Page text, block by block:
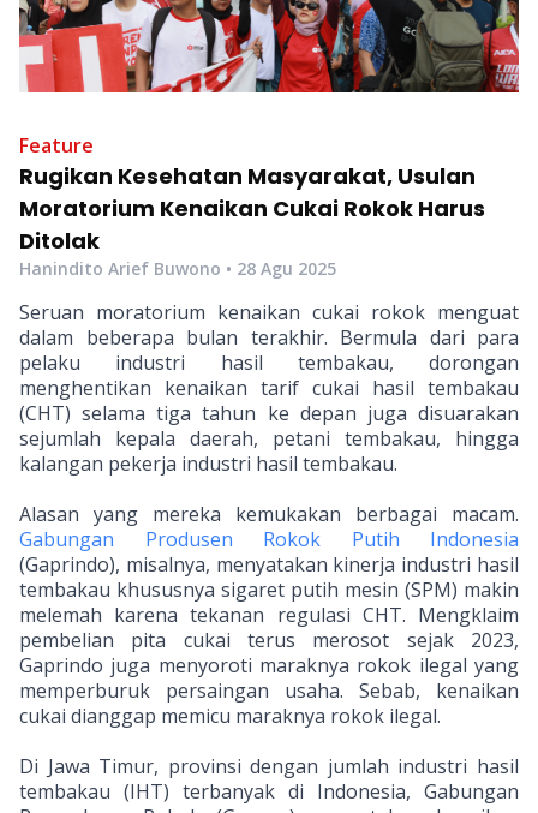
Feature
Rugikan Kesehatan Masyarakat, Usulan
Moratorium Kenaikan Cukai Rokok Harus
Ditolak
Hanindito Arief Buwono • 28 Agu 2025
Seruan moratorium kenaikan cukai rokok menguat
dalam beberapa bulan terakhir. Bermula dari para
pelaku industri hasil tembakau, dorongan
menghentikan kenaikan tarif cukai hasil tembakau
(CHT) selama tiga tahun ke depan juga disuarakan
sejumlah kepala daerah, petani tembakau, hingga
kalangan pekerja industri hasil tembakau.
Alasan yang mereka kemukakan berbagai macam.
Gabungan Produsen Rokok Putih Indonesia
(Gaprindo), misalnya, menyatakan kinerja industri hasil
tembakau khususnya sigaret putih mesin (SPM) makin
melemah karena tekanan regulasi CHT. Mengklaim
pembelian pita cukai terus merosot sejak 2023,
Gaprindo juga menyoroti maraknya rokok ilegal yang
memperburuk persaingan usaha. Sebab, kenaikan
cukai dianggap memicu maraknya rokok ilegal.
Di Jawa Timur, provinsi dengan jumlah industri hasil
tembakau (IHT) terbanyak di Indonesia, Gabungan